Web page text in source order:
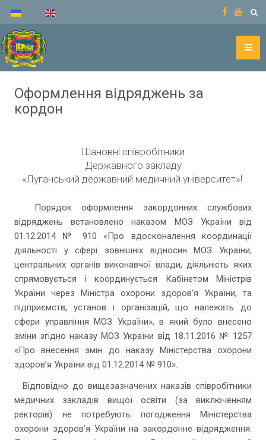
Оформлення відряджень за
кордон
Шановні співробітники
Державного закладу
«Луганський державний медичний університет»!
Порядок оформлення закордонних службових
відряджень встановлено наказом МОЗ України від
01.12.2014 № 910 «Про вдосконалення координації
діяльності у сфері зовнішніх відносин МОЗ України,
центральних органів виконавчої влади, діяльність яких
спрямовується і координується Кабінетом Міністрів
України через Міністра охорони здоров’я України, та
підприємств, установ і організацій, що належать до
сфери управління МОЗ України», в який було внесено
зміни згідно наказу МОЗ України від 18.11.2016 № 1257
«Про внесення змін до наказу Міністерства охорони
здоров’я України від 01.12.2014 № 910».
Відповідно до вищезазначених наказів співробітники
медичних закладів вищої освіти (за виключенням
ректорів) не потребують погодження Міністерства
охорони здоров’я України на закордонне відрядження.